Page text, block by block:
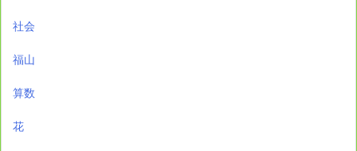
社会
福山
算数
花